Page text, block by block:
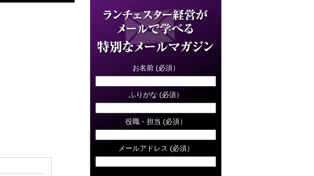
お名前 (必須）
ふりがな (必須）
役職・担当 (必須）
メールアドレス (必須）